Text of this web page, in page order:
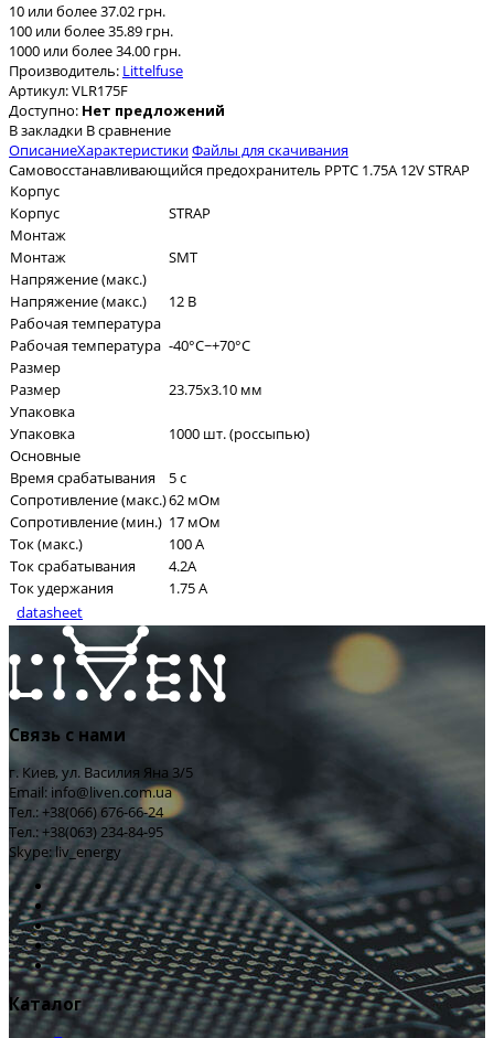
10 или более 37.02 грн.
100 или более 35.89 грн.
1000 или более 34.00 грн.
Производитель: Littelfuse
Артикул:VLR175F
Доступно: Нет предложений
В закладки В сравнение
ОписаниеХарактеристикиФайлы для скачивания
Самовосстанавливающийся предохранитель PPTC 1.75A 12V STRAP
Корпус
Корпус
STRAP
Монтаж
Монтаж
SMT
Напряжение (макс.)
Напряжение (макс.)
12 В
Рабочая температура
Рабочая температура -40°C~+70°C
Размер
Размер
23.75x3.10 мм
Упаковка
Упаковка
1000 шт. (россыпью)
Основные
Время срабатывания
5 с
Сопротивление (макс.)62 мОм
Сопротивление (мин.) 17 мОм
Ток (макс.)
100 А
Ток срабатывания
4.2A
Ток удержания
1.75 А
datasheet
Связь с нами
г. Киев, ул. Василия Яна 3/5
Email: info@liven.com.ua
Тел.: +38(066) 676-66-24
Тел.: +38(063) 234-84-95
Skype: liv_energy
Каталог